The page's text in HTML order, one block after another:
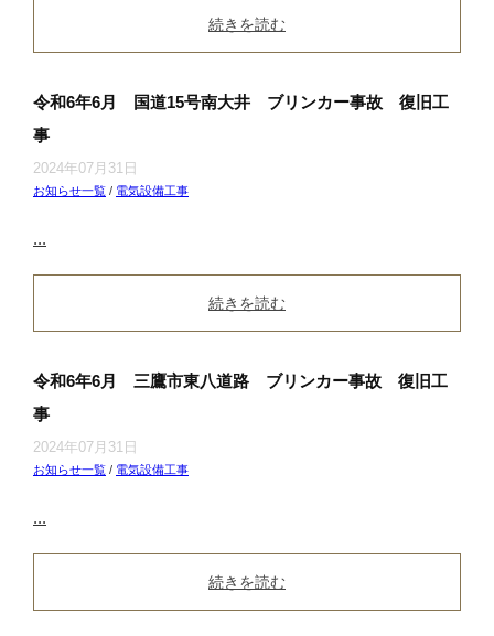
続きを読む
令和6年6月 国道15号南大井 ブリンカー事故 復旧工
事
2024年07月31日
お知らせ一覧 / 電気設備工事
...
続きを読む
令和6年6月 三鷹市東八道路 ブリンカー事故 復旧工
事
2024年07月31日
お知らせ一覧 / 電気設備工事
...
続きを読む